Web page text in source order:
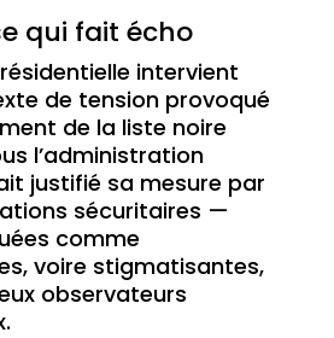
qui fait écho
intervient
de tension provoqué
de la liste noire
l’administration
justifié sa mesure par
sécuritaires —
comme
voire stigmatisantes,
observateurs